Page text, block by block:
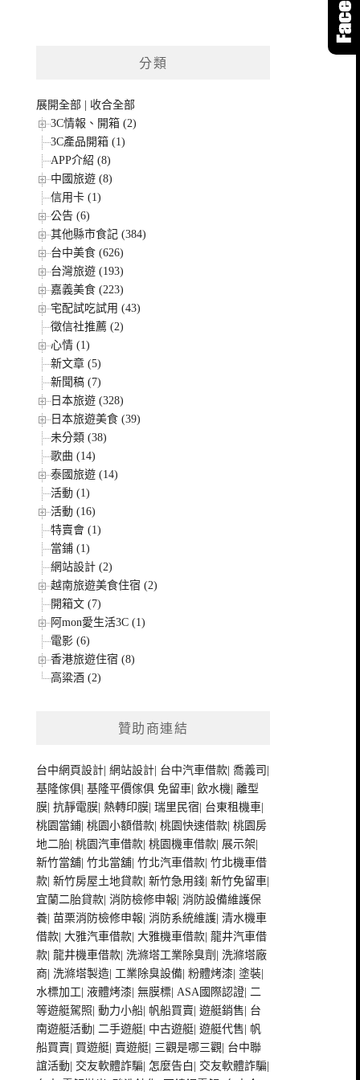
分類
展開全部
收合全部
3C情報、開箱 (2)
3C產品開箱 (1)
APP介紹 (8)
中國旅遊 (8)
信用卡 (1)
公告 (6)
其他縣市食記 (384)
台中美食 (626)
台灣旅遊 (193)
嘉義美食 (223)
宅配試吃試用 (43)
徵信社推薦 (2)
心情 (1)
新文章 (5)
新聞稿 (7)
日本旅遊 (328)
日本旅遊美食 (39)
未分類 (38)
歌曲 (14)
泰國旅遊 (14)
活動 (1)
活動 (16)
特賣會 (1)
當鋪 (1)
網站設計 (2)
越南旅遊美食住宿 (2)
開箱文 (7)
阿mon愛生活3C (1)
電影 (6)
香港旅遊住宿 (8)
高粱酒 (2)
贊助商連結
台中網頁設計 |網站設計 台中汽車借款 |喬義司
基隆傢俱 |基隆平價傢俱 免留車 |飲水機 |離型
膜 |抗靜電膜 |熱轉印膜 |瑞里民宿 台東租機車
桃園當鋪 |桃園小額借款 |桃園快速借款 |桃園房
地二胎 |桃園汽車借款 |桃園機車借款 展示架
新竹當舖 |竹北當舖 |竹北汽車借款 |竹北機車借
款 |新竹房屋土地貸款 |新竹急用錢 |新竹免留車
宜蘭二胎貸款 |消防檢修申報 |消防設備維護保
養 |苗栗消防檢修申報 |消防系統維護 |清水機車
借款 |大雅汽車借款 |大雅機車借款 |龍井汽車借
款 |龍井機車借款 洗滌塔工業除臭劑
洗滌塔廠
商 洗滌塔製造 工業除臭設備 |粉體烤漆 |塗裝
水標加工 |液體烤漆 |無膜標 |ASA國際認證 |二
等遊艇駕照 |動力小船 帆船買賣 |遊艇銷售 台
南遊艇活動 |二手遊艇 中古遊艇 |遊艇代售 帆
船買賣 買遊艇 賣遊艇 三觀是哪三觀 台中聯
誼活動 交友軟體詐騙 怎麼告白 交友軟體詐騙